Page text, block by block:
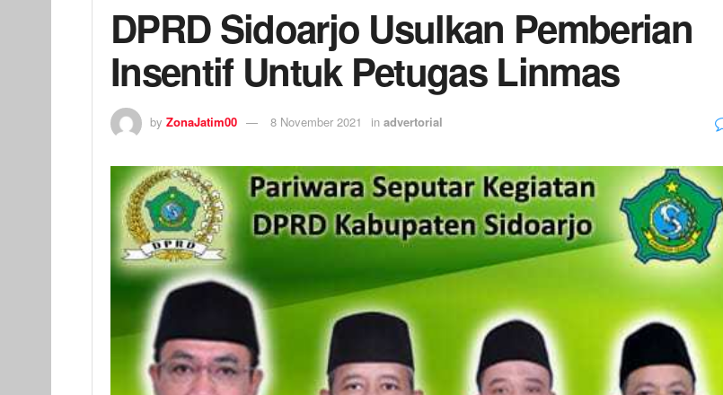
DPRD Sidoarjo Usulkan Pemberian
Insentif Untuk Petugas Linmas
by ZonaJatim00 8 November 2021 in advertorial